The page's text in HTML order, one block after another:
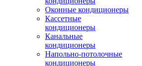
Оконные кондиционеры
Кассетные
кондиционеры
Канальные
кондиционеры
Напольно-потолочные
кондиционеры